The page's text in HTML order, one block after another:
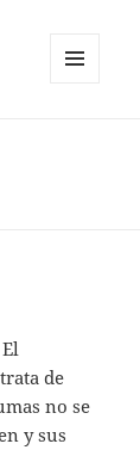
de
no se
y sus